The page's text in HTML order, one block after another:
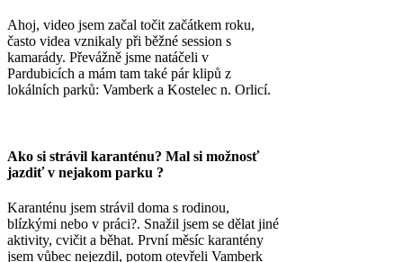
Ahoj, video jsem začal točit začátkem roku,
často videa vznikaly při běžné session s
kamarády. Převážně jsme natáčeli v
Pardubicích a mám tam také pár klipů z
lokálních parků: Vamberk a Kostelec n. Orlicí.
Ako si strávil karanténu? Mal si možnosť
jazdiť v nejakom parku ?
Karanténu jsem strávil doma s rodinou,
blízkými nebo v práci?. Snažil jsem se dělat jiné
aktivity, cvičit a běhat. První měsíc karantény
jsem vůbec nejezdil, potom otevřeli Vamberk